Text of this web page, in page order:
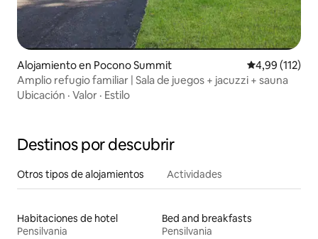
Alojamiento en Pocono Summit Calificación
4,99 (112)
Amplio refugio familiar | Sala de juegos + jacuzzi + sauna
Ubicación · Valor · Estilo
Destinos por descubrir
Otros tipos de alojamientos Actividades
Habitaciones de hotel
Pensilvania
Bed and breakfasts
Pensilvania